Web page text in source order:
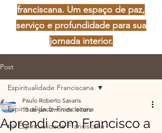
franciscana. Um espaço de paz,
serviço e profundidade para sua
jornada interior.
Post
Espiritualidade Franciscana
👉 Espiritualidade Franciscana
Espiritualidade Franciscana
Aprendi com Francisco a
Paulo Roberto Savaris
13 de jan. 2 min de leitura